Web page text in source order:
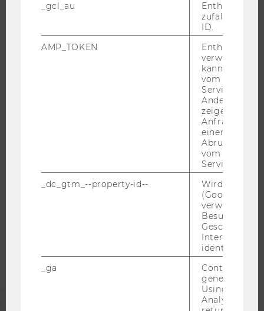
JOBPORTAL
WU COMMUNITY
ALUMNI
_gcl_au
Enthält eine
ID.
AMP_TOKEN
Enthält ein
verwendet
kann, um
vom AMP-
Service
Andere
zeigen Opt-
Anfrage im
einen Fehler
Abrufen
vom AMP
Service an.
_dc_gtm_--property-id--
Wird von
(Google Tag
verwendet,
Besucher
Geschlecht
Interessen zu
identifizieren.
_ga
Contains a
generated
Using this
Analytics can